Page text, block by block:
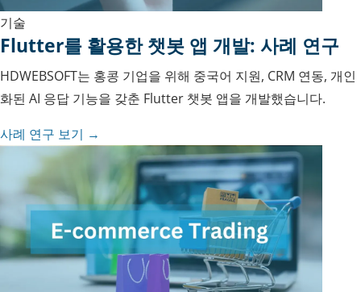
기술
Flutter를 활용한 챗봇 앱 개발: 사례 연구
HDWEBSOFT는 홍콩 기업을 위해 중국어 지원, CRM 연동, 개인
화된 AI 응답 기능을 갖춘 Flutter 챗봇 앱을 개발했습니다.
사례 연구 보기 →